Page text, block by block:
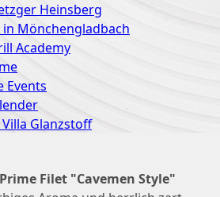
Heinsberg
Mönchengladbach
Academy
Events
Glanzstoff
Filet "Cavemen Style"